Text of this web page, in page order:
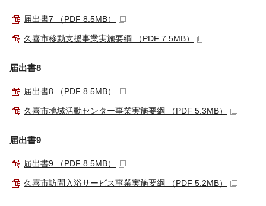
届出書7 （PDF 8.5MB）
久喜市移動支援事業実施要綱 （PDF 7.5MB）
届出書8
届出書8 （PDF 8.5MB）
久喜市地域活動センター事業実施要綱 （PDF 5.3MB）
届出書9
届出書9 （PDF 8.5MB）
久喜市訪問入浴サービス事業実施要綱 （PDF 5.2MB）